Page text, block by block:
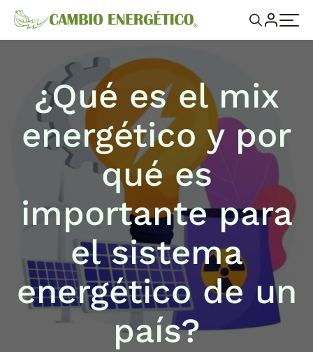
¿Qué es el mix
energético y por
qué es
importante para
el sistema
energético de un
país?